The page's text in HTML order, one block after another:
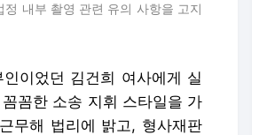
내부 촬영 관련 유의 사항을 고지
이었던 김건희 여사에게 실
꼼한 소송 지휘 스타일을 가
무해 법리에 밝고, 형사재판